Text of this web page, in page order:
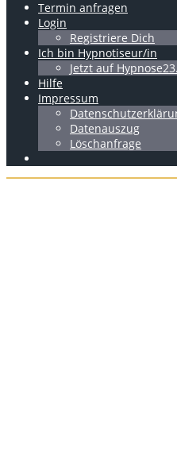
Termin anfragen
Login
Registriere Dich
Ich bin Hypnotiseur/in
Jetzt auf
Hilfe
Impressum
Datenauszug
Löschanfrage